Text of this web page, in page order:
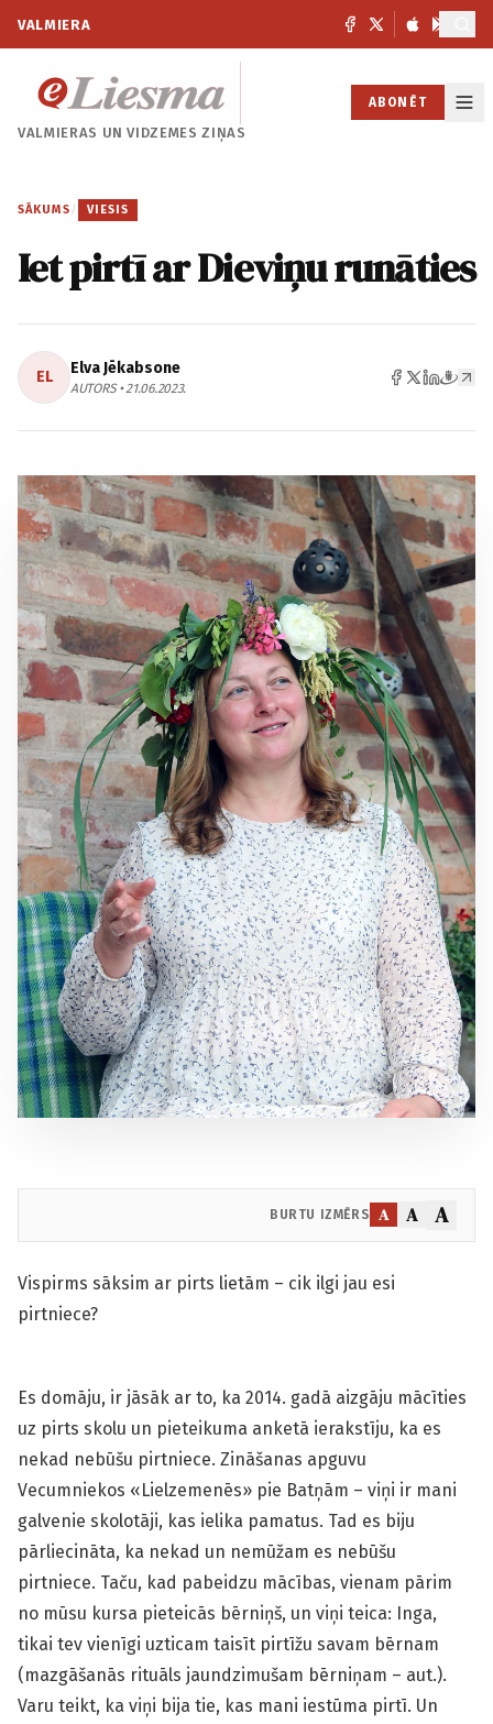
VALMIERA
VALMIERAS UNVIDZEMES ZIŅAS
ABONĒT
SĀKUMS / VIESIS
Iet pirtī ar Dieviņu runāties
EL Elva Jēkabsone
AUTORS • 21.06.2023.
BURTU IZMĒRS A A A
Vispirms sāksim ar pirts lietām – cik ilgi jau esi
pirtniece?
Es domāju, ir jāsāk ar to, ka 2014. gadā aizgāju mācīties
uz pirts skolu un pieteikuma anketā ierakstīju, ka es
nekad nebūšu pirtniece. Zināšanas apguvu
Vecumniekos «Lielzemenēs» pie Batņām – viņi ir mani
galvenie skolotāji, kas ielika pamatus. Tad es biju
pārliecināta, ka nekad un nemūžam es nebūšu
pirtniece. Taču, kad pabeidzu mācības, vienam pārim
no mūsu kursa pieteicās bērniņš, un viņi teica: Inga,
tikai tev vienīgi uzticam taisīt pirtīžu savam bērnam
(mazgāšanās rituāls jaundzimušam bērniņam – aut.).
Varu teikt, ka viņi bija tie, kas mani iestūma pirtī. Un